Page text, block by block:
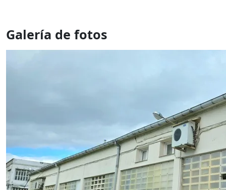
Galería de fotos